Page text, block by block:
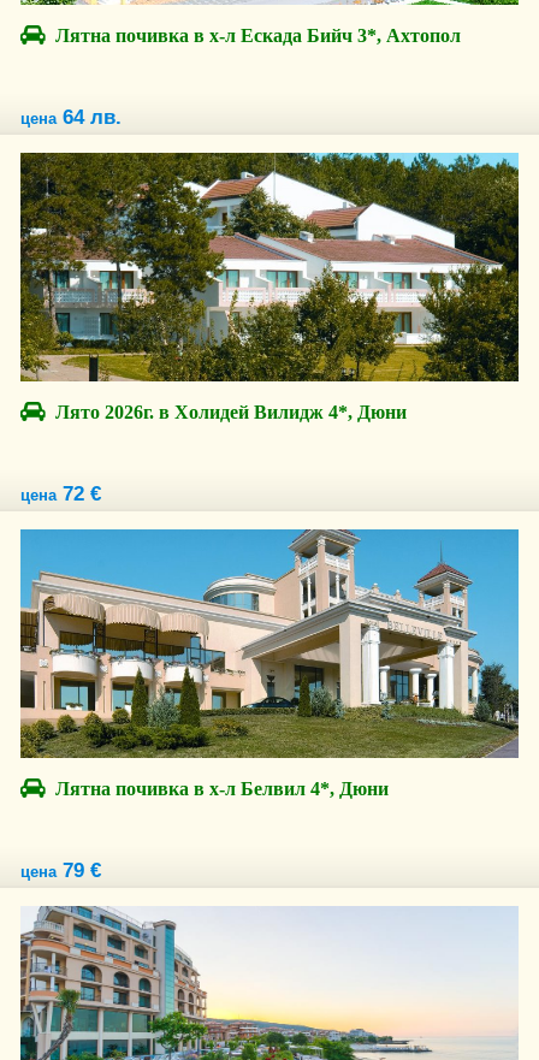
Лятна почивка в х-л Ескада Бийч 3*, Ахтопол
цена64 лв.
Лято 2026г. в Холидей Вилидж 4*, Дюни
цена72 €
Лятна почивка в х-л Белвил 4*, Дюни
цена79 €